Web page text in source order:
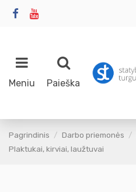
Meniu Paieška
Pagrindinis Darbo priemonės
Plaktukai, kirviai, laužtuvai